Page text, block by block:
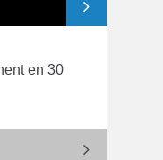
en 30